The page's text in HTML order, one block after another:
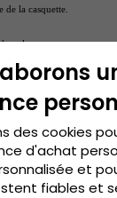
de la casquette.
unique.
des cookies
d'achat
et
fiables et